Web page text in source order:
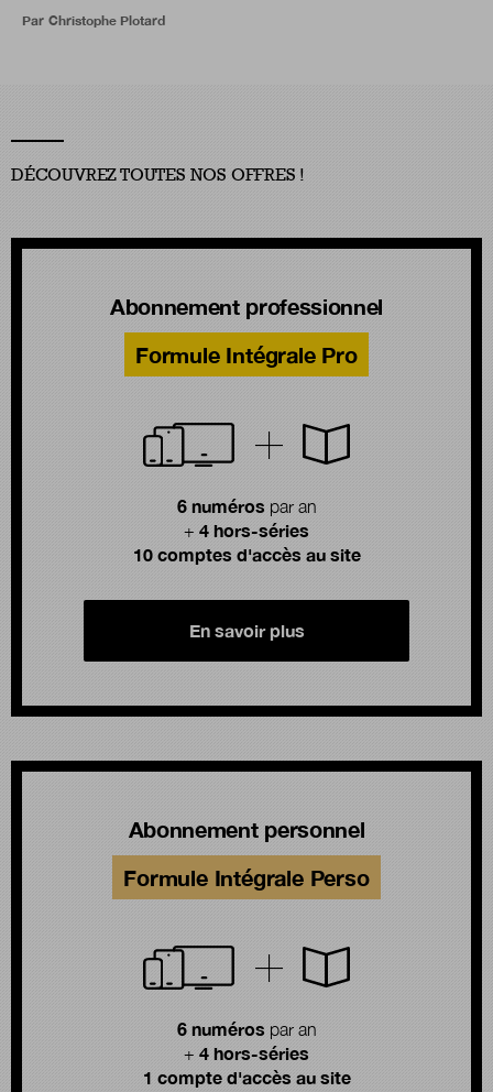
Par Christophe Plotard
DÉCOUVREZ TOUTES NOS OFFRES !
Abonnement professionnel
Formule Intégrale Pro
6 numéros par an
+ 4 hors-séries
10 comptes d'accès au site
En savoir plus
Abonnement personnel
Formule Intégrale Perso
6 numérospar an
+ 4 hors-séries
1 compte d'accès au site